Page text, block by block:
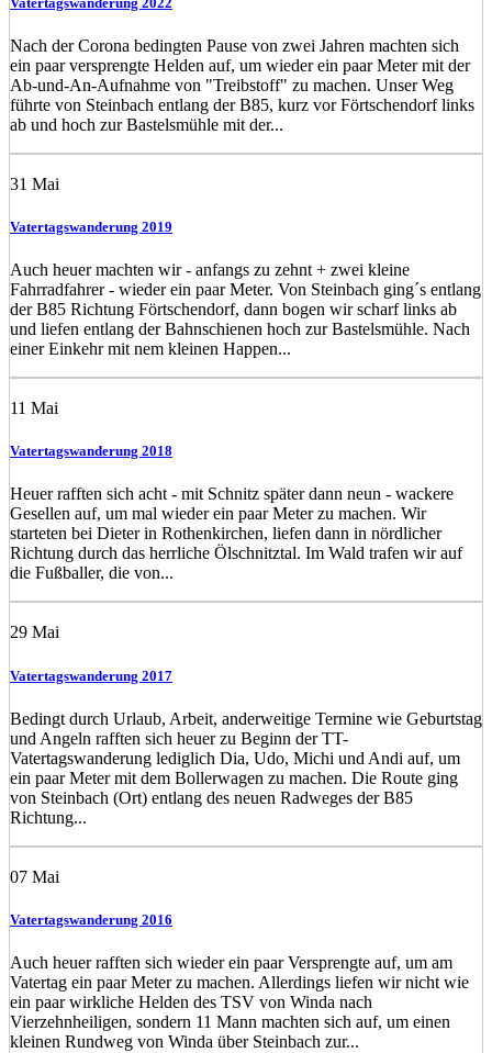
Nach der Corona bedingten Pause von zwei Jahren machten sich
ein paar versprengte Helden auf, um wieder ein paar Meter mit der
Ab-und-An-Aufnahme von "Treibstoff" zu machen. Unser Weg
führte von Steinbach entlang der B85, kurz vor Förtschendorf links
ab und hoch zur Bastelsmühle mit der...
31 Mai
Vatertagswanderung 2019
Auch heuer machten wir - anfangs zu zehnt + zwei kleine
Fahrradfahrer - wieder ein paar Meter. Von Steinbach ging´s entlang
der B85 Richtung Förtschendorf, dann bogen wir scharf links ab
und liefen entlang der Bahnschienen hoch zur Bastelsmühle. Nach
einer Einkehr mit nem kleinen Happen...
11 Mai
Vatertagswanderung 2018
Heuer rafften sich acht - mit Schnitz später dann neun - wackere
Gesellen auf, um mal wieder ein paar Meter zu machen. Wir
starteten bei Dieter in Rothenkirchen, liefen dann in nördlicher
Richtung durch das herrliche Ölschnitztal. Im Wald trafen wir auf
die Fußballer, die von...
29 Mai
Vatertagswanderung 2017
Bedingt durch Urlaub, Arbeit, anderweitige Termine wie Geburtstag
und Angeln rafften sich heuer zu Beginn der TT-
Vatertagswanderung lediglich Dia, Udo, Michi und Andi auf, um
ein paar Meter mit dem Bollerwagen zu machen. Die Route ging
von Steinbach (Ort) entlang des neuen Radweges der B85
Richtung...
07 Mai
Vatertagswanderung 2016
Auch heuer rafften sich wieder ein paar Versprengte auf, um am
Vatertag ein paar Meter zu machen. Allerdings liefen wir nicht wie
ein paar wirkliche Helden des TSV von Winda nach
Vierzehnheiligen, sondern 11 Mann machten sich auf, um einen
kleinen Rundweg von Winda über Steinbach zur...